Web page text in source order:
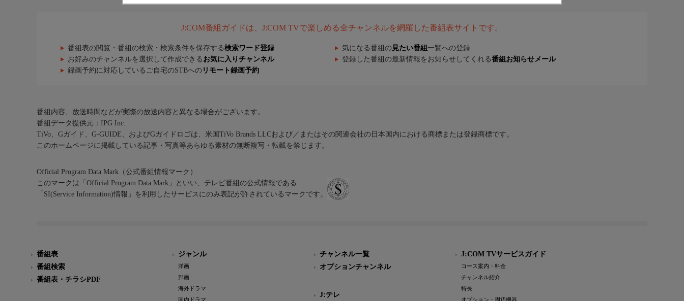
J:COM番組ガイドは、J:COM TVで楽しめる全チャンネルを網羅した番組表サイトです。
番組表の閲覧・番組の検索・検索条件を保存する検索ワード登録 気になる番組の 見たい番組 一覧への登録
お好みのチャンネルを選択して作成できる お気に入りチャンネル 登録した番組の最新情報をお知らせしてくれる番組お知らせメール
録画予約に対応しているご自宅のSTBへの リモート録画予約
番組内容、放送時間などが実際の放送内容と異なる場合がございます。
番組データ提供元：IPG Inc.
TiVo、Gガイド、G-GUIDE、およびGガイドロゴは、米国TiVo Brands LLCおよび／またはその関連会社の日本国内における商標または登録商標です。
このホームページに掲載している記事・写真等あらゆる素材の無断複写・転載を禁じます。
Official Program Data Mark（公式番組情報マーク）
このマークは「Official Program Data Mark」といい、テレビ番組の公式情報である
「SI(Service Information)情報」を利用したサービスにのみ表記が許されているマークです。
番組表
番組検索
番組表・チラシPDF
ジャンル
洋画
邦画
海外ドラマ
国内ドラマ
チャンネル一覧
オプションチャンネル
J:テレ
J:COM TVサービスガイド
コース案内・料金
チャンネル紹介
特長
オプション・周辺機器